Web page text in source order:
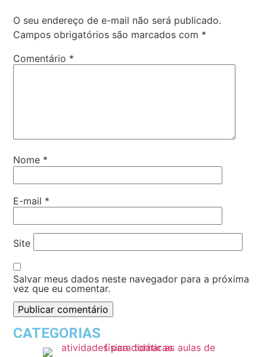
O seu endereço de e-mail não será publicado.
Campos obrigatórios são marcados com *
Comentário *
Nome *
E-mail *
Site
Salvar meus dados neste navegador para a próxima
vez que eu comentar.
CATEGORIAS